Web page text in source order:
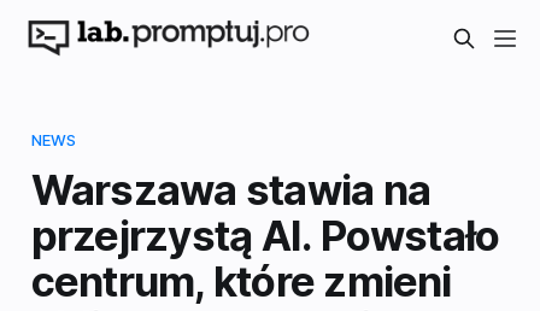
NEWS
Warszawa stawia na
przejrzystą AI. Powstało
centrum, które zmieni